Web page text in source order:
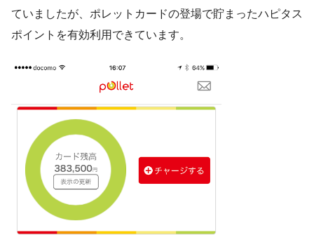
ていましたが、ポレットカードの登場で貯まったハピタス
ポイントを有効利用できています。